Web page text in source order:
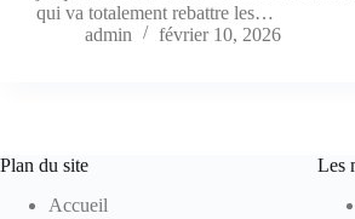
qui va totalement rebattre les…
admin
février 10, 2026
Plan du site
Accueil
Les